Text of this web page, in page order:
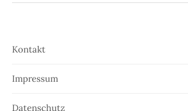
Kontakt
Impressum
Datenschutz